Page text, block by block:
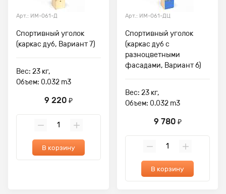
Арт.: ИМ-061-Д
Спортивный уголок
(каркас дуб, Вариант 7)
Вес: 23 кг,
Объем: 0.032 m3
9 220 ₽
В корзину
Арт.: ИМ-061-ДЦ
Спортивный уголок
(каркас дуб с
разноцветными
фасадами, Вариант 6)
Вес: 23 кг,
Объем: 0.032 m3
9 780 ₽
В корзину